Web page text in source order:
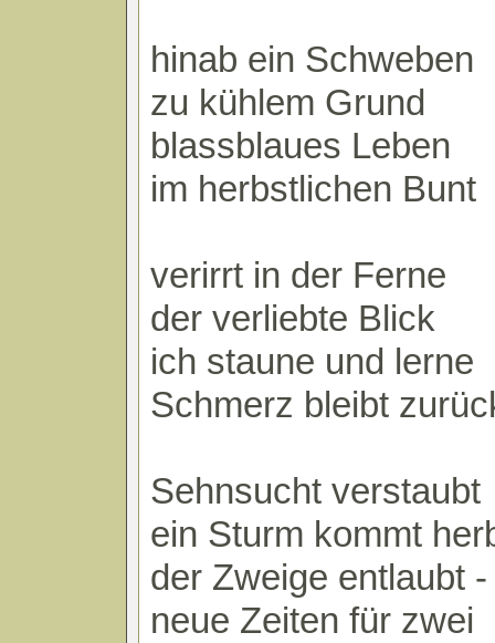
hinab ein Schweben
zu kühlem Grund
blassblaues Leben
im herbstlichen Bunt
verirrt in der Ferne
der verliebte Blick
ich staune und lerne
Schmerz bleibt
Sehnsucht verstaubt
ein Sturm kommt
der Zweige entlaubt -
neue Zeiten für zwei